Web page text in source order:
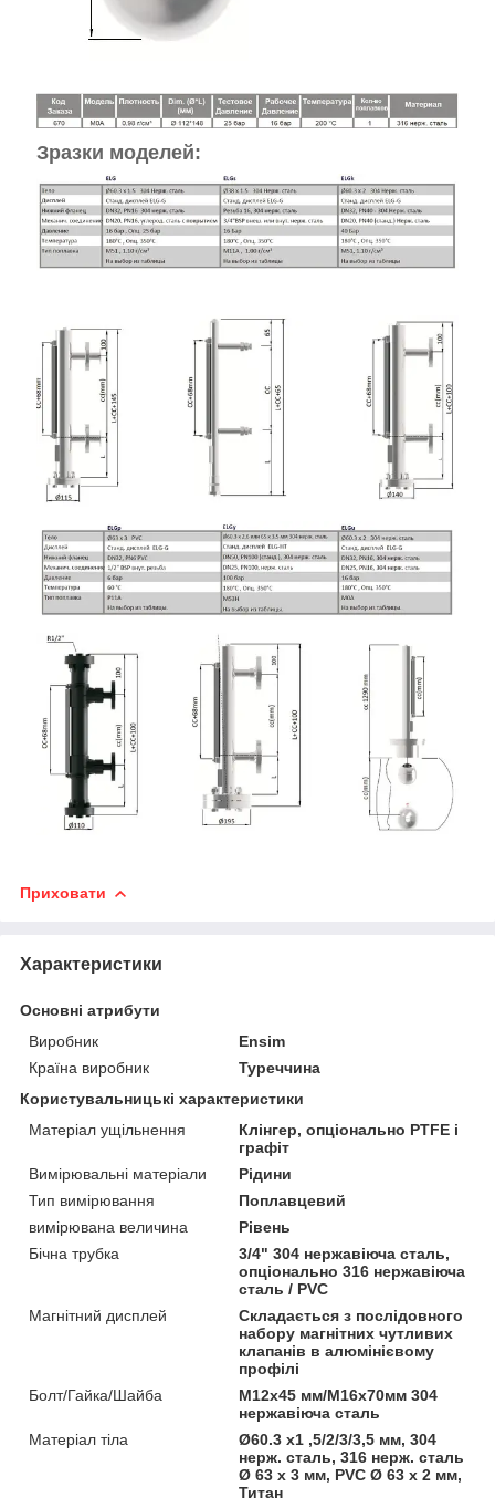
Зразки моделей:
Приховати
Характеристики
Основні атрибути
Виробник
Ensim
Країна виробник
Туреччина
Користувальницькі характеристики
Матеріал ущільнення
Клінгер, опціонально PTFE і
графіт
Вимірювальні матеріали
Рідини
Тип вимірювання
Поплавцевий
вимірювана величина
Рівень
Бічна трубка
3/4" 304 нержавіюча сталь,
опціонально 316 нержавіюча
сталь / PVC
Магнітний дисплей
Складається з послідовного
набору магнітних чутливих
клапанів в алюмінієвому
профілі
Болт/Гайка/Шайба
M12x45 мм/М16х70мм 304
нержавіюча сталь
Матеріал тіла
Ø60.3 x1 ,5/2/3/3,5 мм, 304
нерж. сталь, 316 нерж. сталь
Ø 63 x 3 мм, PVC Ø 63 x 2 мм,
Титан